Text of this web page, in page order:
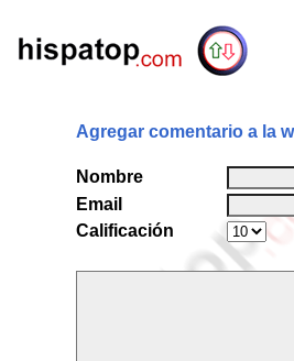
Agregar comentario a la
Nombre
Email
Calificación